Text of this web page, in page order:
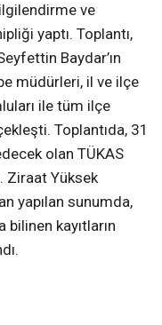
ve
yaptı. Toplantı,
Baydar’ın
müdürleri, il ve ilçe
ile tüm ilçe
Toplantıda, 31
olan TÜKAS
Ziraat Yüksek
yapılan sunumda,
kayıtların